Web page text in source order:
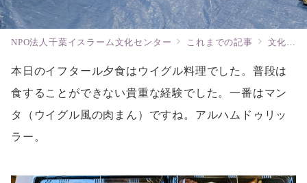
NPO法人千葉イスラーム文化センター これまでの記事 文化交流イベント
本日のイフタール夕食はウイグル料理でした。普段は
食することができない貴重な経験でした。一番はマン
タ（ウイグル風の肉まん）ですね。アルハムドゥリッ
ラー。